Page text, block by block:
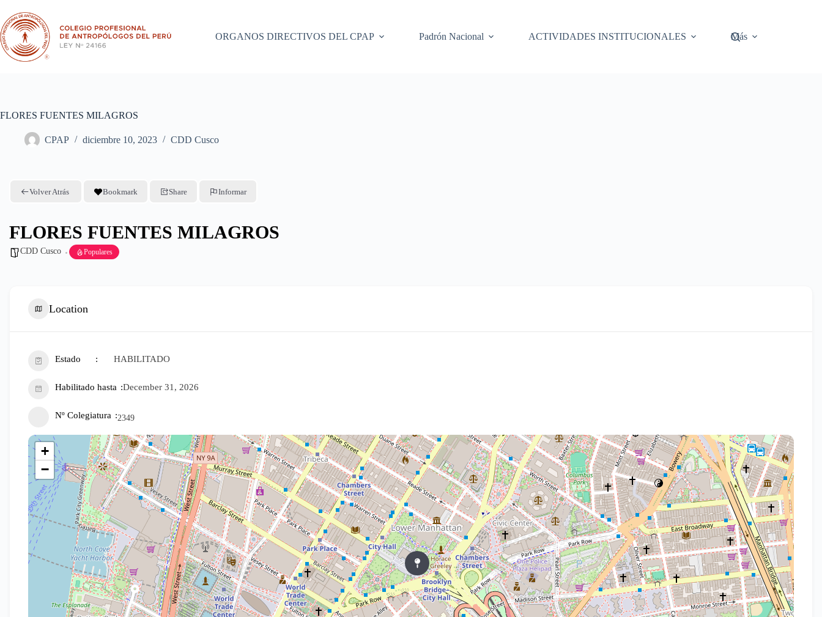
contenido
ORGANOS DIRECTIVOS DEL CPAP
Padrón Nacional ACTIVIDADES INSTITUCIONALES Más
FLORES FUENTES MILAGROS
CPAP diciembre 10, 2023 CDD Cusco
Volver Atrás Bookmark Share Informar
FLORES FUENTES MILAGROS
CDD Cusco Populares
Location
Estado HABILITADO
Habilitado hasta December 31, 2026
Nº Colegiatura 2349
+
−